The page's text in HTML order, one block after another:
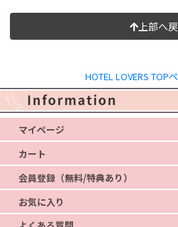
上部へ
HOTEL LOVERS TOP
マイページ
カート
会員登録（無料/特典あり）
お気に入り